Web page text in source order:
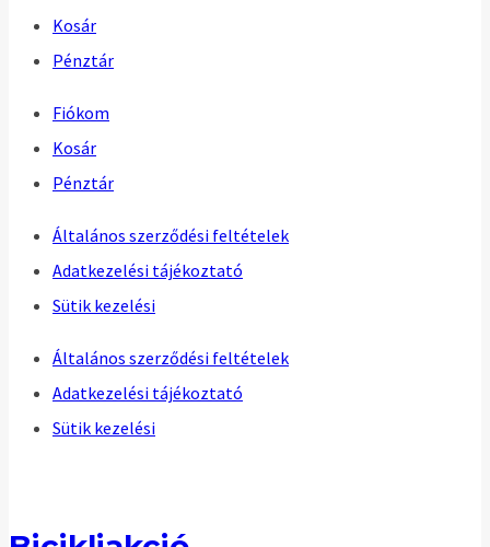
Kosár
Pénztár
Fiókom
Kosár
Pénztár
Általános szerződési feltételek
Adatkezelési tájékoztató
Sütik kezelési
Általános szerződési feltételek
Adatkezelési tájékoztató
Sütik kezelési